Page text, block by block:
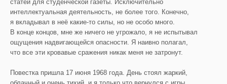
статей для студенческой газеты. Исключительно
интеллектуальная деятельность, не более того. Конечно,
я вкладывал в неё какие-то силы, но не особо много.
В конце концов, мне же ничего не угрожало, я не испытывал
ощущения надвигающейся опасности. Я наивно полагал,
что все эти кровавые сражения никак меня не затронут.
Повестка пришла 17 июня 1968 года. День стоял жаркий,